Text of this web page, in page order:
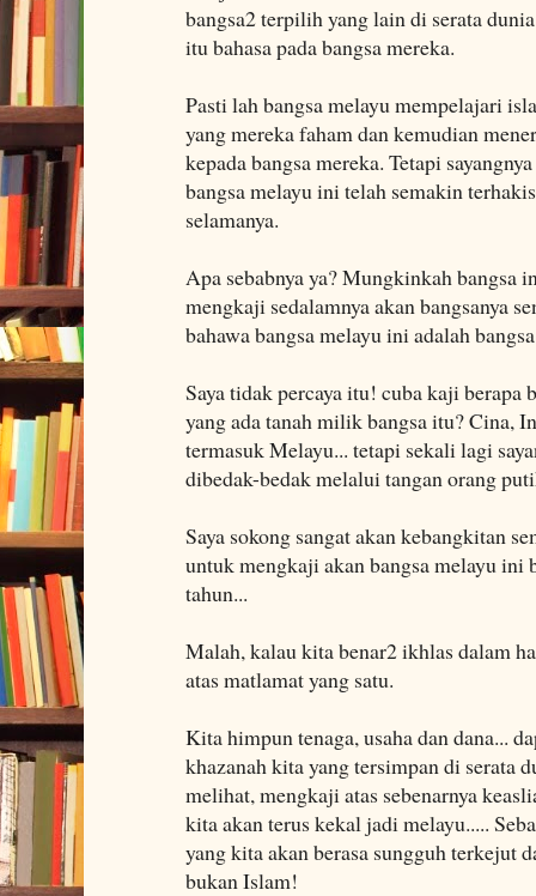
bangsa2 terpilih yang lain di serata
itu bahasa pada bangsa mereka.
Pasti lah bangsa melayu mempelajari
yang mereka faham dan kemudian
kepada bangsa mereka. Tetapi
bangsa melayu ini telah semakin
selamanya.
Apa sebabnya ya? Mungkinkah bangsa
mengkaji sedalamnya akan bangsanya
bahawa bangsa melayu ini adalah
Saya tidak percaya itu! cuba kaji berapa
yang ada tanah milik bangsa itu? Cina,
termasuk Melayu... tetapi sekali lagi
dibedak-bedak melalui tangan orang
Saya sokong sangat akan kebangkitan
untuk mengkaji akan bangsa melayu ini
tahun...
Malah, kalau kita benar2 ikhlas dalam
atas matlamat yang satu.
Kita himpun tenaga, usaha dan dana...
khazanah kita yang tersimpan di serata
melihat, mengkaji atas sebenarnya
kita akan terus kekal jadi melayu.....
yang kita akan berasa sungguh terkejut
bukan Islam!